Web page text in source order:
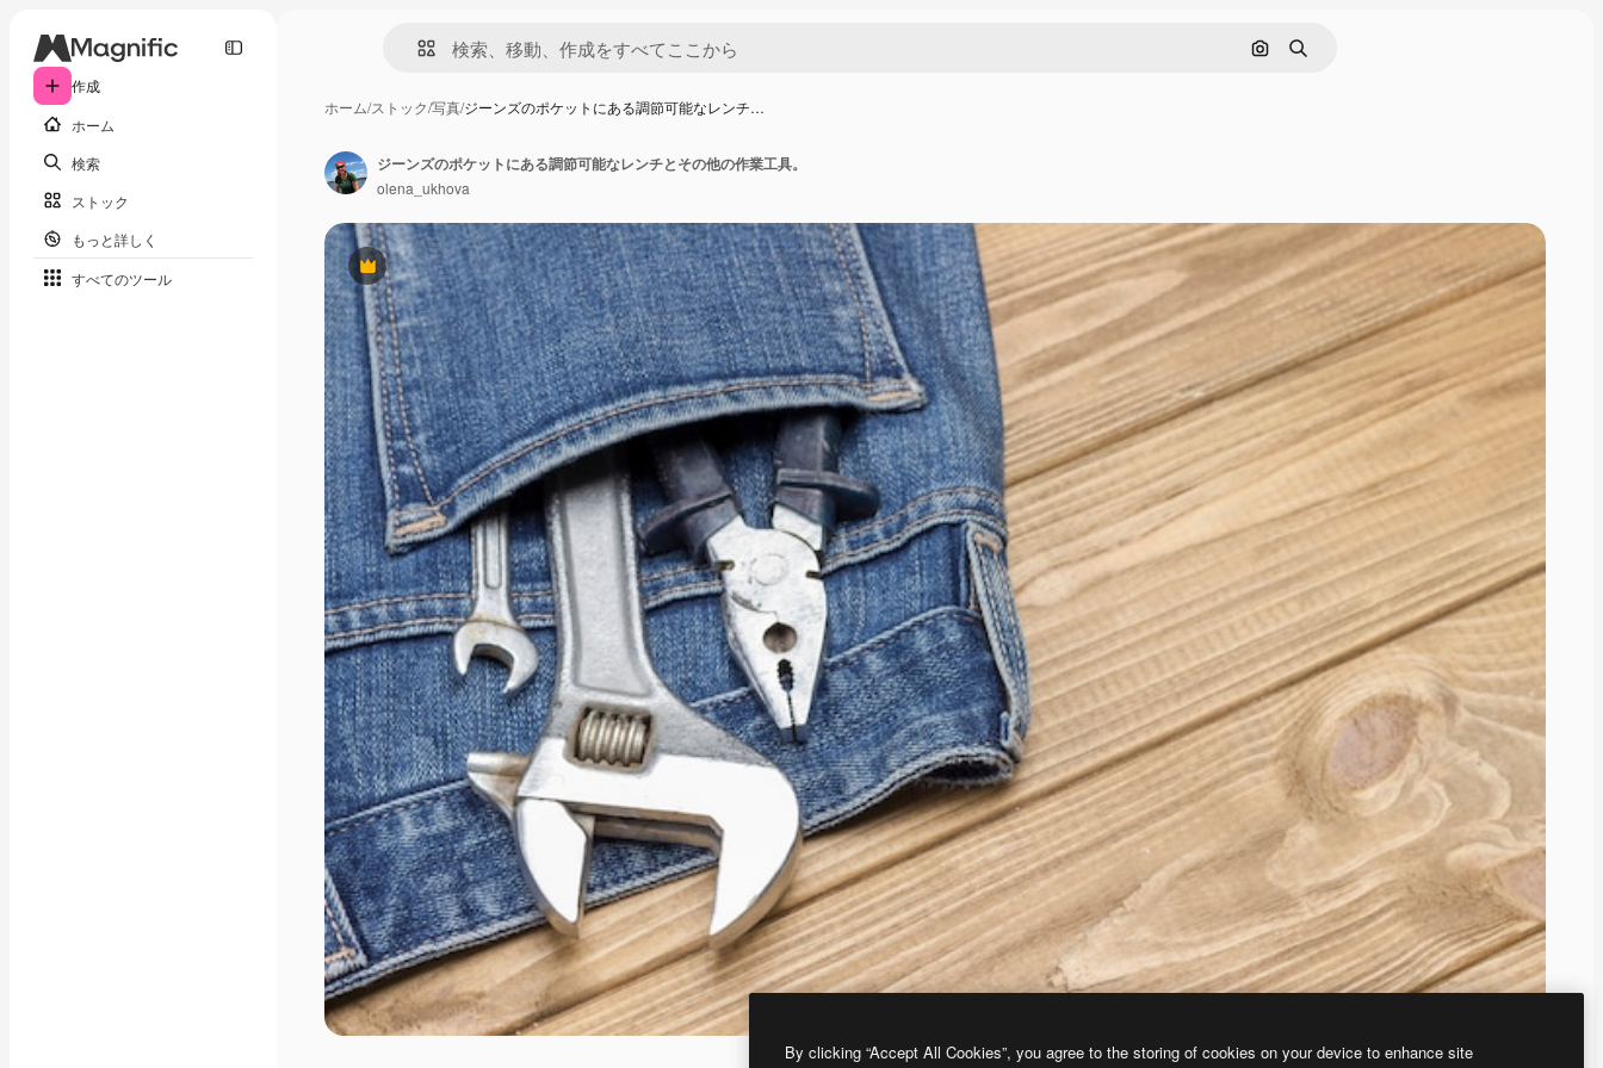
作成
ホーム
検索
ストック
もっと詳しく
すべてのツール
画像で検索
検索
ホーム/ストック/写真/ジーンズのポケットにある調節可能なレンチ…
Premium
ジーンズのポケットにある調節可能なレンチとその他の作業工具。
olena_ukhova
By clicking “Accept All Cookies”, you agree to the storing of cookies on your device to enhance site